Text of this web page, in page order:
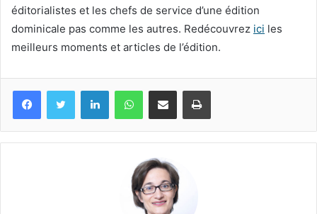
éditorialistes et les chefs de service d’une édition
dominicale pas comme les autres. Redécouvrez ici les
meilleurs moments et articles de l’édition.
FacebookTwitter LinkedinWhatsApp
Partagez par mail Imprimez